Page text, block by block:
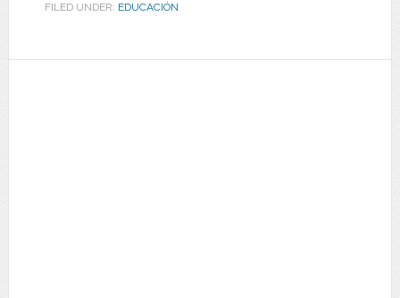
FILED UNDER: EDUCACIÓN